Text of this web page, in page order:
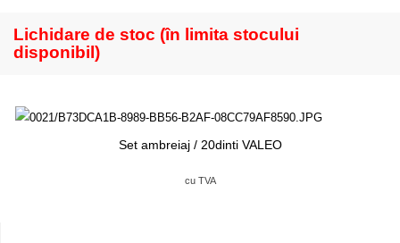
Lichidare de stoc (în limita stocului
disponibil)
Set ambreiaj / 20dinti VALEO
cu TVA